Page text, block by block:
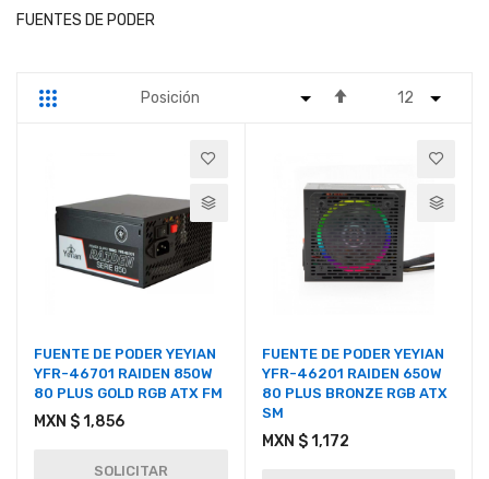
contenido
FUENTES DE PODER
Parrilla
FUENTE DE PODER YEYIAN
YFR-46701 RAIDEN 850W
80 PLUS GOLD RGB ATX FM
MXN $ 1,856
SOLICITAR
FUENTE DE PODER YEYIAN
YFR-46201 RAIDEN 650W
80 PLUS BRONZE RGB ATX
SM
MXN $ 1,172